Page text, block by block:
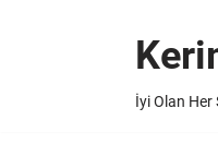
İyi Olan Her